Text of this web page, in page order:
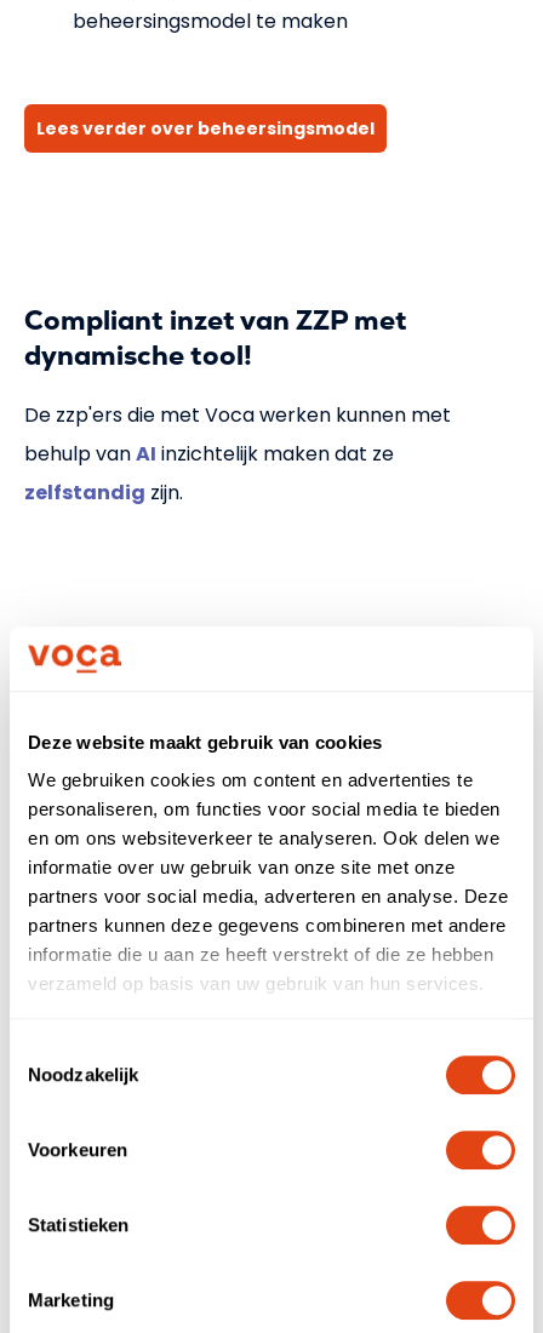
Deze website maakt gebruik van cookies
We gebruiken cookies om content en advertenties te
personaliseren, om functies voor social media te bieden
en om ons websiteverkeer te analyseren. Ook delen we
informatie over uw gebruik van onze site met onze
partners voor social media, adverteren en analyse. Deze
partners kunnen deze gegevens combineren met andere
informatie die u aan ze heeft verstrekt of die ze hebben
verzameld op basis van uw gebruik van hun services.
Noodzakelijk
Voorkeuren
Statistieken
Marketing
beheersingsmodel te maken
Lees verder over beheersingsmodel
Compliant inzet van ZZP met
dynamische tool!
De zzp'ers die met Voca werken kunnen met
behulp vanAI inzichtelijk maken dat ze
zelfstandig zijn.
In een samenleving waarin werkvormen meer